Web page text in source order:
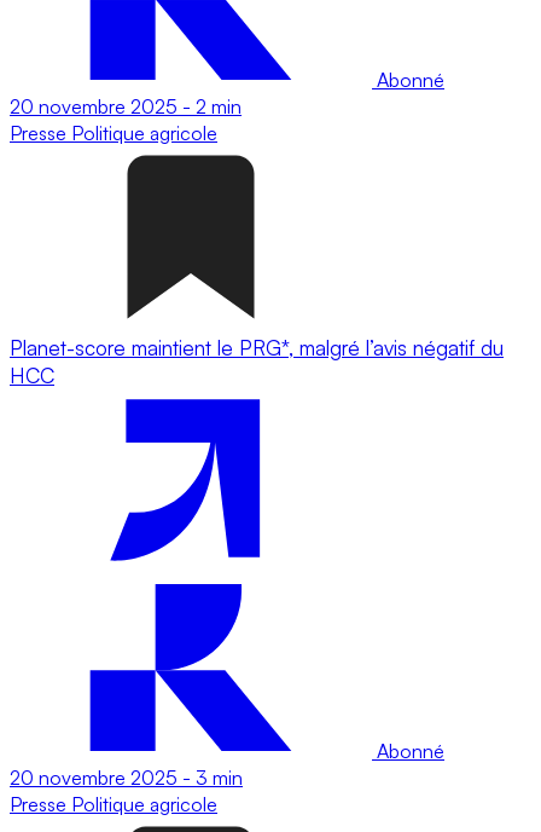
Abonné
20 novembre 2025 - 2 min
Presse Politique agricole
Planet-score maintient le PRG*, malgré l’avis négatif du
HCC
Abonné
20 novembre 2025 - 3 min
Presse Politique agricole